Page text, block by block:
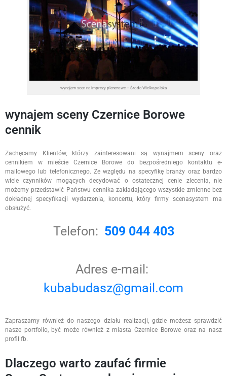
wynajem scen na imprezy plenerowe – Środa Wielkopolska
wynajem sceny Czernice Borowe
cennik
Zachęcamy Klientów, którzy zainteresowani są wynajmem sceny oraz
cennikiem w mieście Czernice Borowe do bezpośredniego kontaktu e-
mailowego lub telefonicznego. Ze względu na specyfikę branży oraz bardzo
wiele czynników mogących decydować o ostatecznej cenie zlecenia, nie
możemy przedstawić Państwu cennika zakładającego wszystkie zmienne bez
dokładnej specyfikacji wydarzenia, koncertu, który firmy scenasystem ma
obsłużyć.
Telefon: 509 044 403
Adres e-mail:
kubabudasz@gmail.com
Zapraszamy również do naszego działu realizacji, gdzie możesz sprawdzić
nasze portfolio, być może również z miasta Czernice Borowe oraz na nasz
profil fb.
Dlaczego warto zaufać firmie